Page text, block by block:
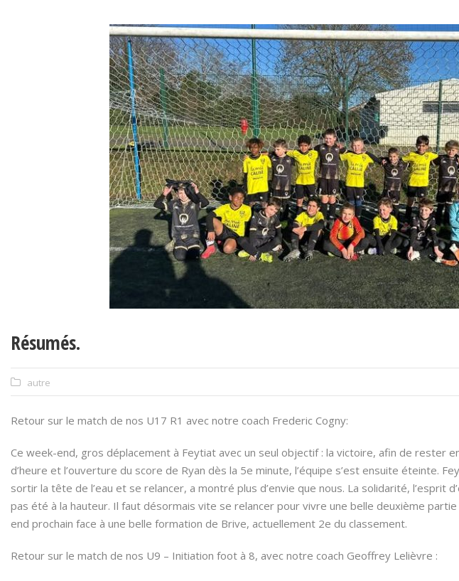
Résumés.
autre
Retour sur le match de nos U17 R1 avec notre coach Frederic Cogny:
Ce week-end, gros déplacement à Feytiat avec un seul objectif : la victoire, afin de rester
d’heure et l’ouverture du score de Ryan dès la 5e minute, l’équipe s’est ensuite éteinte.
sortir la tête de l’eau et se relancer, a montré plus d’envie que nous. La solidarité, l’esprit
pas été à la hauteur. Il faut désormais vite se relancer pour vivre une belle deuxième
end prochain face à une belle formation de Brive, actuellement 2e du classement.
Retour sur le match de nos U9 – Initiation foot à 8, avec notre coach Geoffrey Lelièvre :